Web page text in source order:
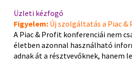
Üzleti kézfogó
Figyelem: Új szolgáltatás a Piac
A Piac & Profit konferenciái nem
életben azonnal használható
adnak át a résztvevőknek, hanem